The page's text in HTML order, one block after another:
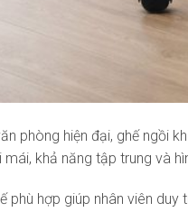
phòng hiện đại, ghế ngồi
khả năng tập trung và
phù hợp giúp nhân viên